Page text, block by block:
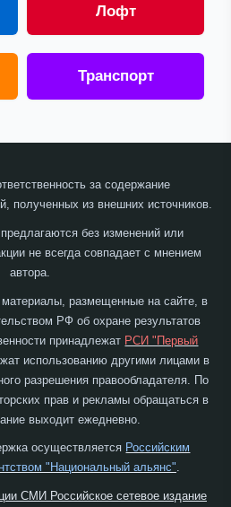
Лофт
Транспорт
за содержание
полученных из внешних источников.
без изменений или
не всегда совпадает с мнением
автора.
размещенные на сайте, в
РФ об охране результатов
принадлежат РСИ "Первый
использованию другими лицами в
разрешения правообладателя. По
прав и рекламы обращаться в
выходит ежедневно.
осуществляется Российским
"Национальный альянс".
СМИ Российское сетевое издание